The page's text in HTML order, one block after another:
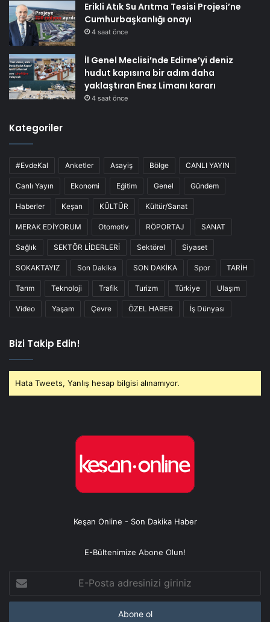
Erikli Atık Su Arıtma Tesisi Projesi’ne
Cumhurbaşkanlığı onayı
4 saat önce
İl Genel Meclisi’nde Edirne’yi deniz
hudut kapısına bir adım daha
yaklaştıran Enez Limanı kararı
4 saat önce
Kategoriler
#EvdeKal Anketler Asayiş Bölge CANLI YAYIN
Canlı Yayın Ekonomi Eğitim Genel Gündem
Haberler Keşan KÜLTÜR Kültür/Sanat
MERAK EDİYORUM Otomotiv RÖPORTAJ SANAT
Sağlık SEKTÖR LİDERLERİ Sektörel Siyaset
SOKAKTAYIZ Son Dakika SON DAKİKA Spor TARİH
Tarım Teknoloji Trafik Turizm Türkiye Ulaşım
Video Yaşam Çevre ÖZEL HABER İş Dünyası
Bizi Takip Edin!
Hata Tweets, Yanlış hesap bilgisi alınamıyor.
Keşan Online - Son Dakika Haber
E-Bültenimize Abone Olun!
Posta
adresinizi